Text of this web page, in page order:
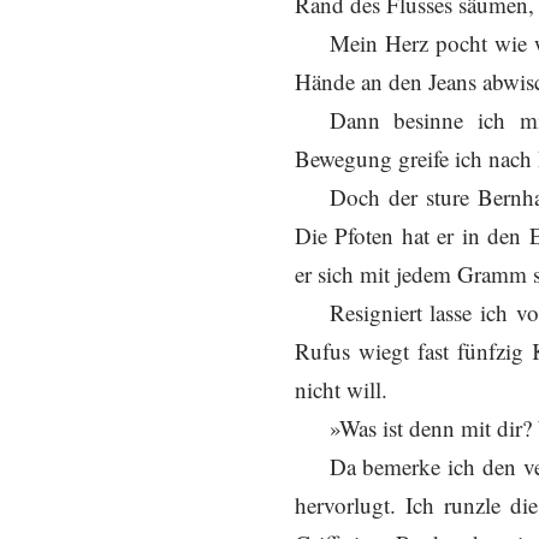
Mein Herz pocht wie
Hände an den Jeans
Dann besinne ich
Bewegung greife ich
Doch der sture
Die Pfoten hat er in den
er sich mit jedem Gramm
Resigniert lasse ich
Rufus wiegt fast fünfzig
nicht will.
»Was ist denn mit dir?
Da bemerke ich den
hervorlugt. Ich runzle